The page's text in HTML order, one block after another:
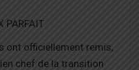
ont officiellement remis,
chef de la transition